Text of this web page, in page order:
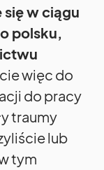
się w ciągu
polsku,
więc do
do pracy
traumy
lub
tym